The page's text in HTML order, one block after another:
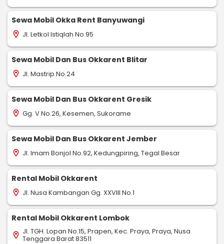
Sewa Mobil Okka Rent Banyuwangi
location_on Jl. Letkol Istiqlah No.95
Sewa Mobil Dan Bus Okkarent Blitar
location_on Jl. Mastrip No.24
Sewa Mobil Dan Bus Okkarent Gresik
location_on Gg. V No.26, Kesemen, Sukorame
Sewa Mobil Dan Bus Okkarent Jember
location_on Jl. Imam Bonjol No.92, Kedungpiring, Tegal Besar
Rental Mobil Okkarent
location_on Jl. Nusa Kambangan Gg. XXVIII No.1
Rental Mobil Okkarent Lombok
location_on Jl. TGH. Lopan No.15, Prapen, Kec. Praya, Praya, Nusa
Tenggara Barat 83511